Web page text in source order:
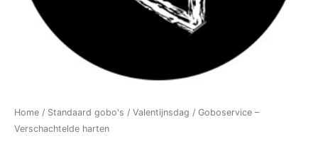
Home / Standaard gobo's / Valentijnsdag / Goboservice –
Verschachtelde harten